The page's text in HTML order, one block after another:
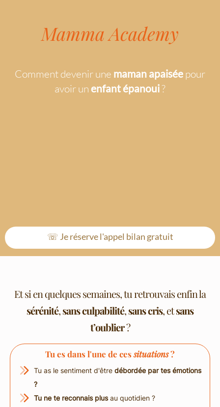
Mamma Academy
Comment devenir une maman apaisée pour
avoir un enfant épanoui?
☏ Je réserve l'appel bilan gratuit
Et si en quelques semaines, tu retrouvais enfin la
sérénité,sans culpabilité,sans cris, etsans
t’oublier?
Tu es dans l'une de cessituations?
Tu as le sentiment d'être débordée par tes émotions
?
Tu ne te reconnais plusau quotidien ?